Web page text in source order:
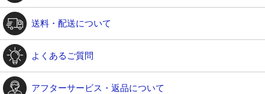
送料・配送について
よくあるご質問
アフターサービス・返品について